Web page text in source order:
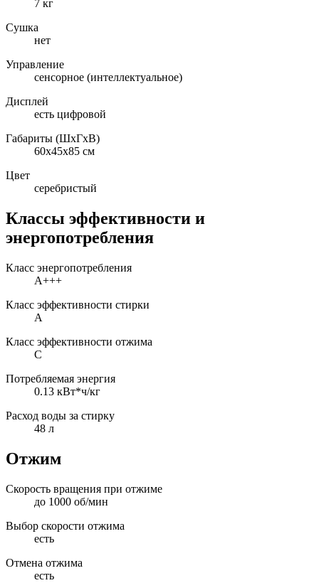
7 кг
Сушка
нет
Управление
сенсорное (интеллектуальное)
Дисплей
есть цифровой
Габариты (ШxГxВ)
60x45x85 см
Цвет
серебристый
Классы эффективности и
энергопотребления
Класс энергопотребления
A+++
Класс эффективности стирки
A
Класс эффективности отжима
C
Потребляемая энергия
0.13 кВт*ч/кг
Расход воды за стирку
48 л
Отжим
Скорость вращения при отжиме
до 1000 об/мин
Выбор скорости отжима
есть
Отмена отжима
есть